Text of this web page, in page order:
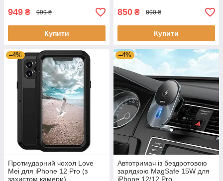
949 ₴ 999 ₴
Купити
850 ₴ 890 ₴
Купити
–4%
Протиударний чохол Love
Mei для iPhone 12 Pro (з
захистом камери)
–4%
Автотримач із бездротовою
зарядкою MagSafe 15W для
iPhone 12/12 Pro